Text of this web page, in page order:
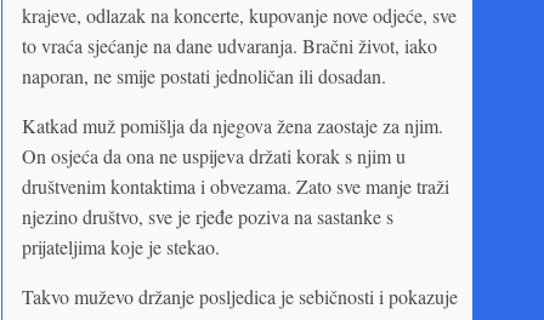
krajeve, odlazak na koncerte, kupovanje nove odjeće, sve
to vraća sjećanje na dane udvaranja. Bračni život, iako
naporan, ne smije postati jednoličan ili dosadan.
Katkad muž pomišlja da njegova žena zaostaje za njim.
On osjeća da ona ne uspijeva držati korak s njim u
društvenim kontaktima i obvezama. Zato sve manje traži
njezino društvo, sve je rjeđe poziva na sastanke s
prijateljima koje je stekao.
Takvo muževo držanje posljedica je sebičnosti i pokazuje